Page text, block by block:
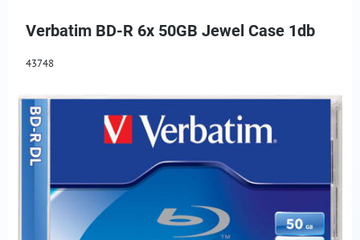
Verbatim BD-R 6x 50GB Jewel Case 1db
43748